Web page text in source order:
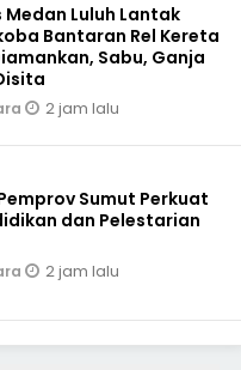
Luluh Lantak
Bantaran Rel Kereta
Sabu, Ganja
2 jam lalu
Sumut Perkuat
dan Pelestarian
2 jam lalu